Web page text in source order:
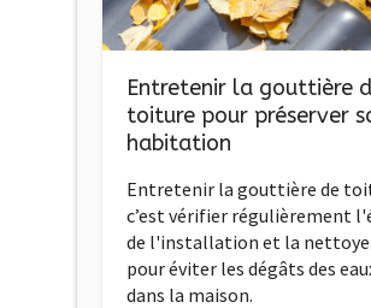
Entretenir la gouttière
toiture pour préserver
habitation
Entretenir la gouttière de
c’est vérifier régulièrement
de l'installation et la
pour éviter les dégâts des
dans la maison.